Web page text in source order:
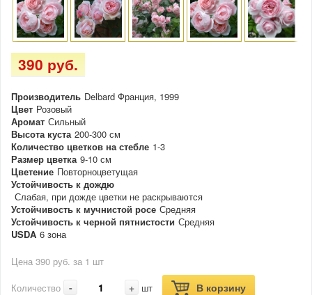
390 руб.
Производитель Delbard Франция, 1999
Цвет Розовый
Аромат Сильный
Высота куста 200-300 см
Количество цветков на стебле 1-3
Размер цветка 9-10 см
Цветение Повторноцветущая
Устойчивость к дождю
Слабая, при дожде цветки не раскрываются
Устойчивость к мучнистой росе Средняя
Устойчивость к черной пятнистости Средняя
USDA 6 зона
Цена 390 руб. за 1 шт
Количество
- + шт В корзину